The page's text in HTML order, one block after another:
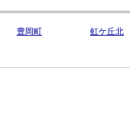
豊岡町
虹ケ丘北